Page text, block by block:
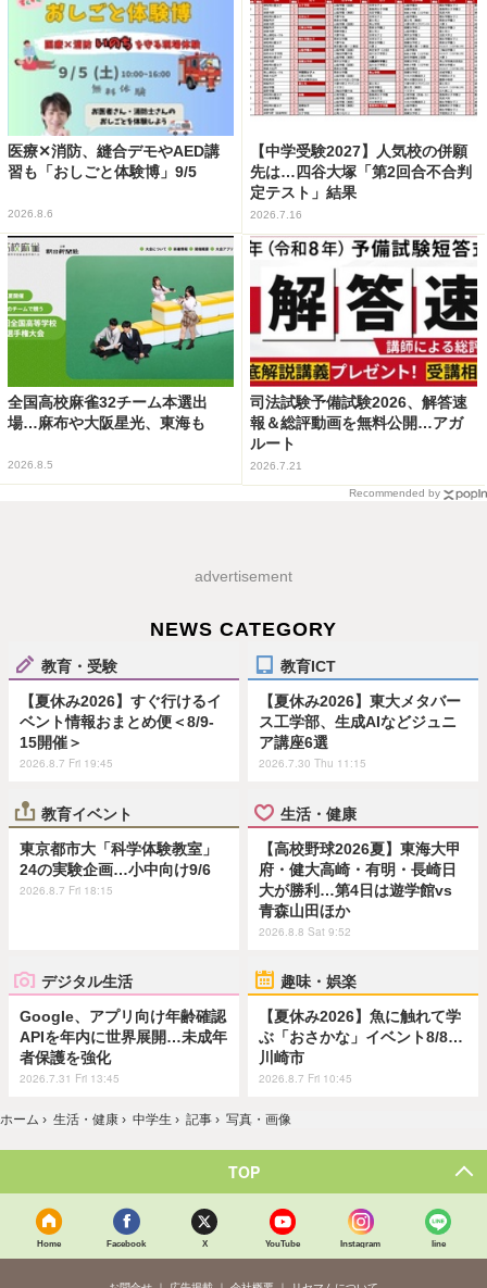
医療✕消防、縫合デモやAED講
習も「おしごと体験博」9/5
2026.8.6
【中学受験2027】人気校の併願
先は…四谷大塚「第2回合不合判
定テスト」結果
2026.7.16
全国高校麻雀32チーム本選出
場…麻布や大阪星光、東海も
2026.8.5
司法試験予備試験2026、解答速
報＆総評動画を無料公開…アガ
ルート
2026.7.21
Recommended by
advertisement
NEWS CATEGORY
教育・受験
【夏休み2026】すぐ行けるイ
ベント情報おまとめ便＜8/9-
15開催＞
2026.8.7 Fri 19:45
教育ICT
【夏休み2026】東大メタバー
ス工学部、生成AIなどジュニ
ア講座6選
2026.7.30 Thu 11:15
教育イベント
東京都市大「科学体験教室」
24の実験企画…小中向け9/6
2026.8.7 Fri 18:15
生活・健康
【高校野球2026夏】東海大甲
府・健大高崎・有明・長崎日
大が勝利…第4日は遊学館vs
青森山田ほか
2026.8.8 Sat 9:52
デジタル生活
Google、アプリ向け年齢確認
APIを年内に世界展開…未成年
者保護を強化
2026.7.31 Fri 13:45
趣味・娯楽
【夏休み2026】魚に触れて学
ぶ「おさかな」イベント8/8…
川崎市
2026.8.7 Fri 10:45
ホーム › 生活・健康 › 中学生 › 記事 › 写真・画像
TOP
Home Facebook X YouTube Instagram line